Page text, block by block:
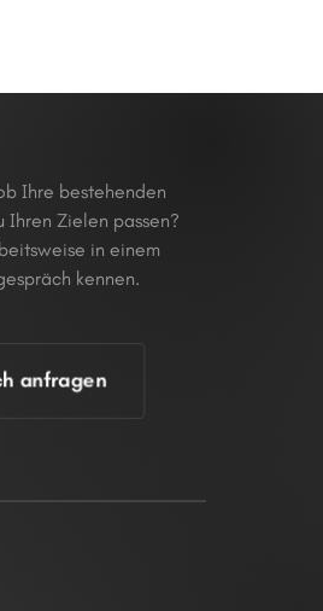
Ihre bestehenden
Ihren Zielen passen?
in einem
kennen.
anfragen